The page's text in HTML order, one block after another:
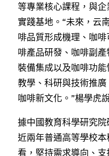
等專業核心課程，與
實踐基地。“未來，云
啡品質形成機理、咖
啡產品研發、咖啡副
裝備集成以及咖啡功
教學、科研與技術推
咖啡新文化。”楊學虎
據中國教育科學研究
近兩年普通高等學校
看，堅持需求導向、